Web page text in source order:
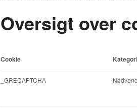
Oversigt over
Cookie
_GRECAPTCHA
Kategori